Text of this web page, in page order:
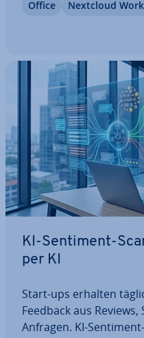
known Google
Office Nextcloud
KI-Sentiment-
per KI
Start-ups erhalten
Feedback aus
Anfragen. KI-